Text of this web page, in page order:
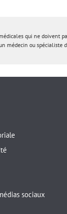
qui ne doivent
médecin ou spécialiste
sociaux